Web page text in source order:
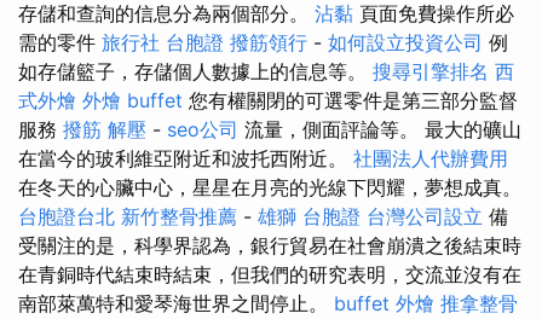
存儲和查詢的信息分為兩個部分。 沾黏 頁面免費操作所必
需的零件 旅行社 台胞證 撥筋領行 - 如何設立投資公司 例
如存儲籃子，存儲個人數據上的信息等。 搜尋引擎排名 西
式外燴 外燴 buffet 您有權關閉的可選零件是第三部分監督
服務 撥筋 解壓 - seo公司 流量，側面評論等。 最大的礦山
在當今的玻利維亞附近和波托西附近。 社團法人代辦費用
在冬天的心臟中心，星星在月亮的光線下閃耀，夢想成真。
台胞證台北 新竹整骨推薦 - 雄獅 台胞證 台灣公司設立 備
受關注的是，科學界認為，銀行貿易在社會崩潰之後結束時
在青銅時代結束時結束，但我們的研究表明，交流並沒有在
南部萊萬特和愛琴海世界之間停止。 buffet 外燴 推拿整骨